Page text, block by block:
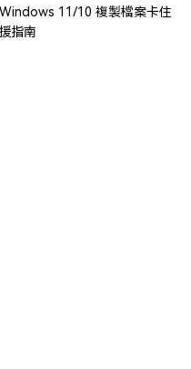
Windows 11/10 複製檔案卡住
指南